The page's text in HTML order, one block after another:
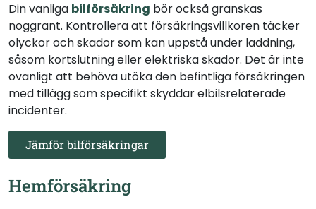
Din vanliga bilförsäkring bör också granskas
noggrant. Kontrollera att försäkringsvillkoren täcker
olyckor och skador som kan uppstå under laddning,
såsom kortslutning eller elektriska skador. Det är inte
ovanligt att behöva utöka den befintliga försäkringen
med tillägg som specifikt skyddar elbilsrelaterade
incidenter.
Jämför bilförsäkringar
Hemförsäkring